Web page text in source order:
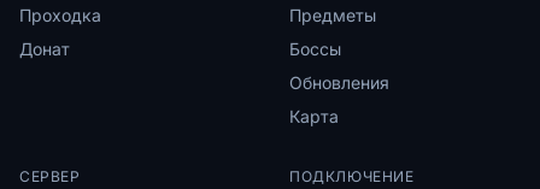
Проходка
Донат
Предметы
Боссы
Обновления
Карта
СЕРВЕР ПОДКЛЮЧЕНИЕ